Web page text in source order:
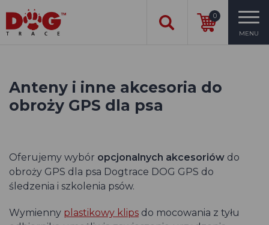
0
MENU
Anteny i inne akcesoria do
obroży GPS dla psa
Oferujemy wybór opcjonalnych akcesoriów do
obroży GPS dla psa Dogtrace DOG GPS do
śledzenia i szkolenia psów.
Wymienny plastikowy klips do mocowania z tyłu